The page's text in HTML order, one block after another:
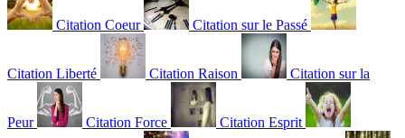
Citation Coeur Citation sur le Passé
Citation Liberté Citation Raison Citation sur la
Peur Citation Force Citation Esprit